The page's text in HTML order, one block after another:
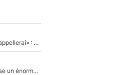
Mercato - OM - «Dès que je prends un club, je t’appellerai» : La promesse de Marcelino au moment de claquer la porte
Victime de racisme contre Murray, Kyrgios pousse un énorme coup de gueule !